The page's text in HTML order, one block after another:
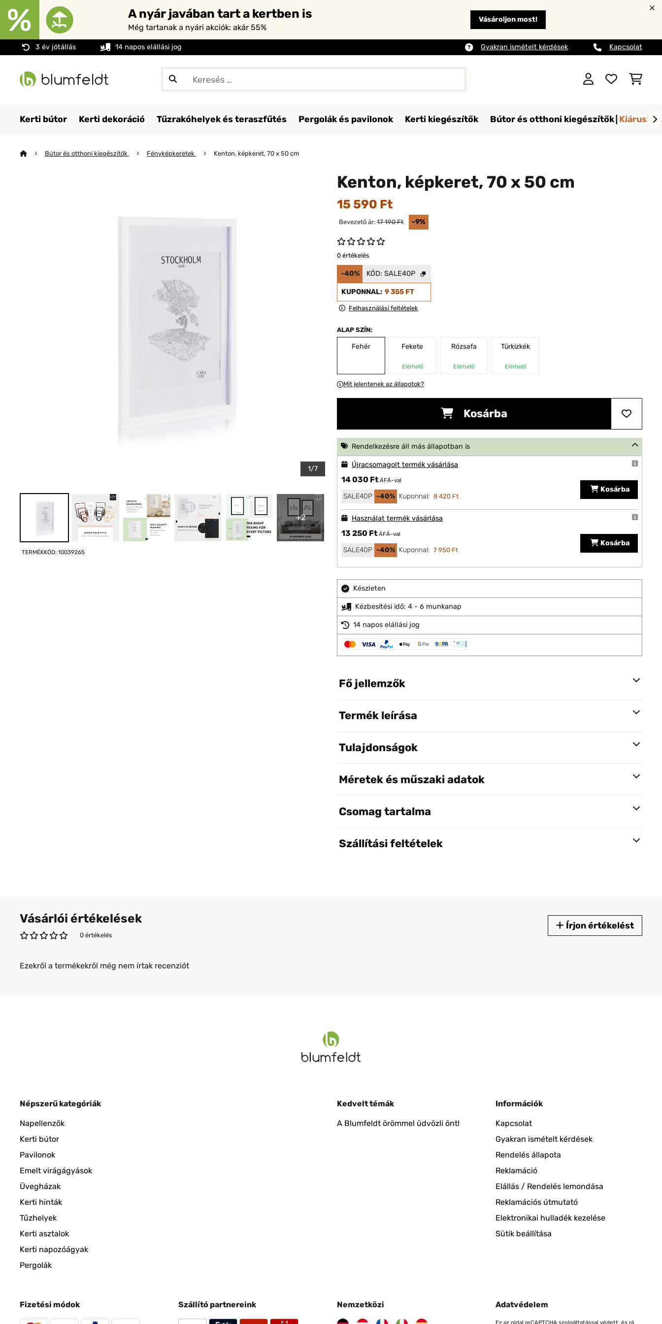
A nyár javában tart a kertben is
Még tartanak a nyári akciók: akár 55%
Vásároljon most!
3 év jótállás 14 napos elállási jog Gyakran ismételt kérdések Kapcsolat
Kerti bútor Kerti dekoráció Tűzrakóhelyek és teraszfűtés Pergolák és pavilonok Kerti kiegészítők Bútor és otthoni kiegészítők
Bútor és otthoni kiegészítők Fényképkeretek Kenton, képkeret, 70 x 50 cm
1/7
+2
TERMÉKKÓD: 10039265
Kenton, képkeret, 70 x 50 cm
15 590 Ft
Bevezető ár: 17 190 Ft -9%
0 értékelés
-40% KÓD: SALE40P
KUPONNAL: 9 355 FT
Felhasználási feltételek
ALAP SZÍN:
Fehér Fekete
Elérhető
Rózsafa
Elérhető
Türkizkék
Elérhető
Mit jelentenek az állapotok?
Kosárba
Rendelkezésre áll más állapotban is
Újracsomagolt termék vásárlása
14 030 Ft ÁFÁ-val
SALE40P -40% Kuponnal: 8 420 Ft
Kosárba
Használat termék vásárlása
13 250 Ft ÁFÁ-val
SALE40P -40% Kuponnal: 7 950 Ft
Kosárba
Készleten
Kézbesítési idő: 4 - 6 munkanap
14 napos elállási jog
Fő jellemzők
Termék leírása
Tulajdonságok
Méretek és műszaki adatok
Csomag tartalma
Szállítási feltételek
Vásárlói értékelések
0 értékelés
Írjon értékelést
Ezekről a termékekről még nem írtak recenziót
Népszerű kategóriák
Napellenzők
Kerti bútor
Pavilonok
Emelt virágágyások
Üvegházak
Kerti hinták
Tűzhelyek
Kerti asztalok
Kerti napozóágyak
Pergolák
Kedvelt témák
A Blumfeldt örömmel üdvözli önt!
Információk
Kapcsolat
Gyakran ismételt kérdések
Rendelés állapota
Reklamáció
Elállás / Rendelés lemondása
Reklamációs útmutató
Elektronikai hulladék kezelése
Sütik beállítása
Fizetési módok Szállító partnereink Nemzetközi Adatvédelem
Ez az oldal reCAPTCHA szolgáltatással védett, és rá